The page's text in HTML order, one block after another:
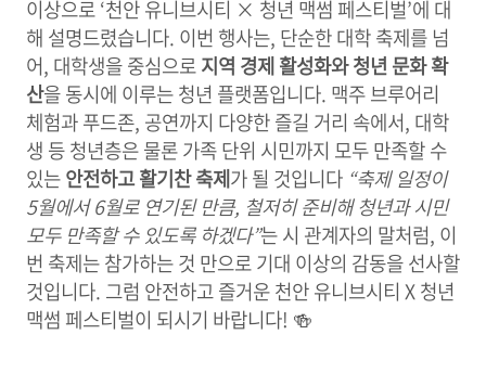
이상으로 ‘천안 유니브시티 × 청년 맥썸 페스티벌’에 대
해 설명드렸습니다. 이번 행사는, 단순한 대학 축제를 넘
어, 대학생을 중심으로지역 경제 활성화와청년 문화 확
산을 동시에 이루는 청년 플랫폼입니다. 맥주 브루어리
체험과 푸드존, 공연까지 다양한 즐길 거리 속에서, 대학
생 등 청년층은 물론 가족 단위 시민까지 모두 만족할 수
있는안전하고 활기찬 축제가 될 것입니다 “축제 일정이
5월에서 6월로 연기된 만큼, 철저히 준비해 청년과 시민
모두 만족할 수 있도록 하겠다”는 시 관계자의 말처럼, 이
번 축제는 참가하는 것 만으로 기대 이상의 감동을 선사할
것입니다. 그럼 안전하고 즐거운 천안 유니브시티 X 청년
맥썸 페스티벌이 되시기 바랍니다! 🍻